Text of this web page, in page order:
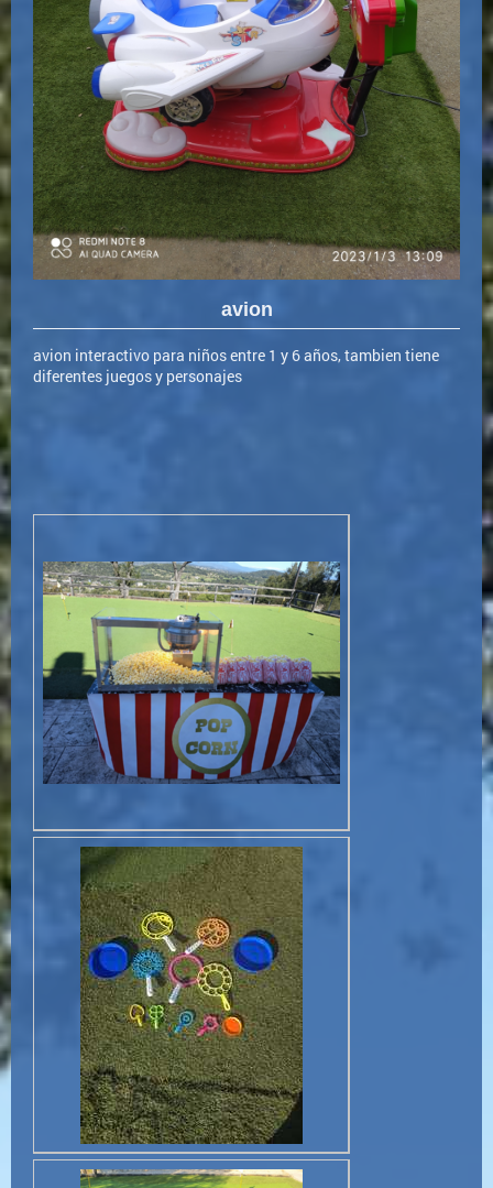
avion
avion interactivo para niños entre 1 y 6 años, tambien tiene
diferentes juegos y personajes